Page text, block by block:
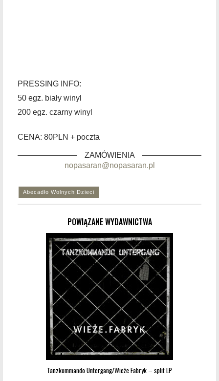
PRESSING INFO:
50 egz. biały winyl
200 egz. czarny winyl
CENA: 80PLN + poczta
ZAMÓWIENIA
nopasaran@nopasaran.pl
Abecadło Wolnych Dzieci
POWIĄZANE WYDAWNICTWA
Tanzkommando Untergang/Wieże Fabryk – split LP